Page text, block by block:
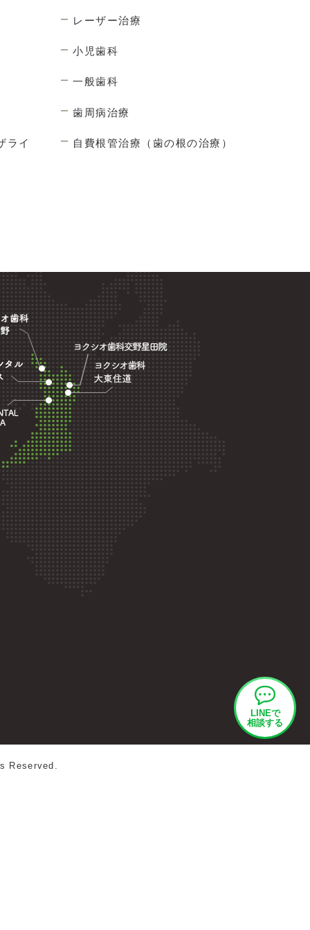
レーザー治療
小児歯科
一般歯科
歯周病治療
ライ 自費根管治療（歯の根の治療）
Reserved.
LINEで
相談する